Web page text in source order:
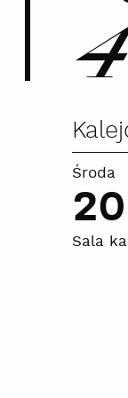
Środa
Sala